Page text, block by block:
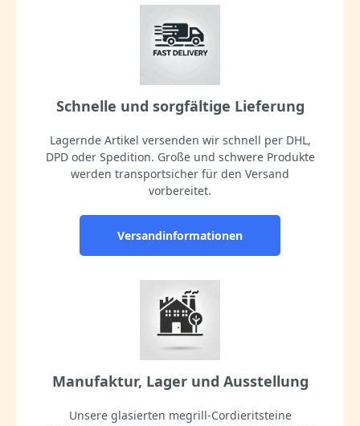
Schnelle und sorgfältige Lieferung
Lagernde Artikel versenden wir schnell per DHL,
DPD oder Spedition. Große und schwere Produkte
werden transportsicher für den Versand
vorbereitet.
Versandinformationen
Manufaktur, Lager und Ausstellung
Unsere glasierten megrill-Cordieritsteine